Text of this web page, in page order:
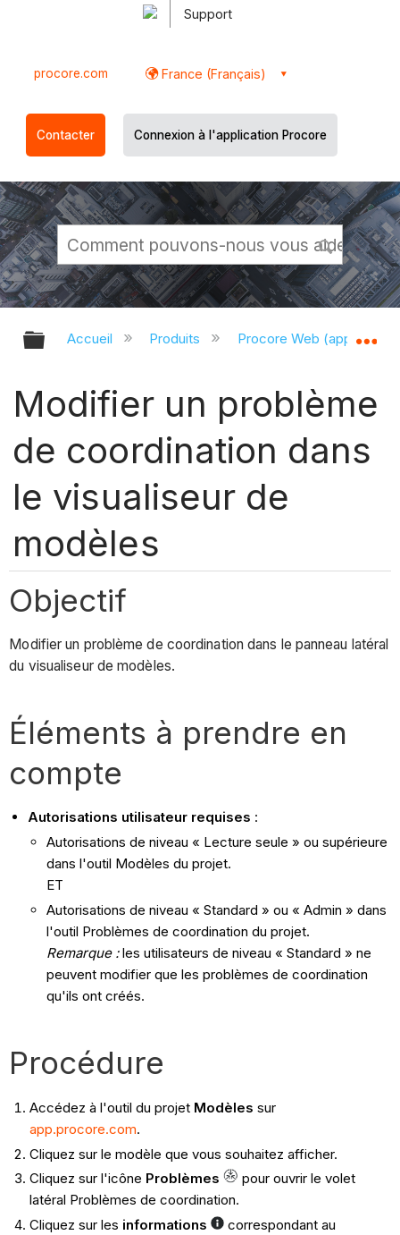
Support
procore.com France (Français)
Contacter Connexion à l'application Procore
Développer/réduire la hiérarchie
Accueil Produits Procore Web
Modifier un problème
de coordination dans
le visualiseur de
modèles
Objectif
Modifier un problème de coordination dans le panneau latéral
du visualiseur de modèles.
Éléments à prendre en
compte
Autorisations utilisateur requises :
Autorisations de niveau « Lecture seule » ou supérieure
dans l'outil Modèles du projet.
ET
Autorisations de niveau « Standard » ou « Admin » dans
l'outil Problèmes de coordination du projet.
Remarque :les utilisateurs de niveau « Standard » ne
peuvent modifier que les problèmes de coordination
qu'ils ont créés.
Procédure
Accédez à l'outil du projet Modèles sur
app.procore.com.
Cliquez sur le modèle que vous souhaitez afficher.
Cliquez sur l'icône Problèmes
pour ouvrir le volet
latéral Problèmes de coordination.
Cliquez sur les informations
correspondant au